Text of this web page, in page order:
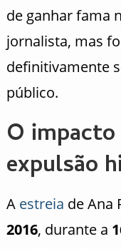
de ganhar fama
jornalista, mas
definitivamente
público.
O impacto
expulsão
A estreia de Ana
2016, durante a